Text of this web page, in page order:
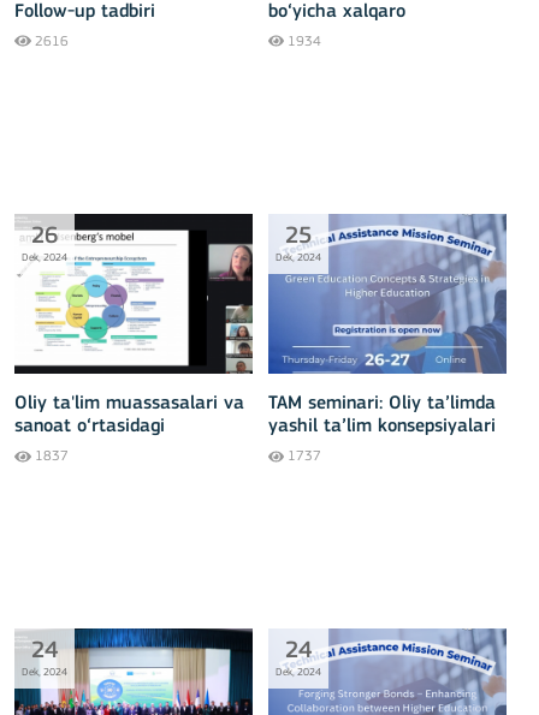
Follow-up tadbiri
2616
bo‘yicha xalqaro
ekspertlarni birlashtirgan
1934
26
Dek, 2024
Oliy ta'lim muassasalari va
sanoat o‘rtasidagi
hamkorlikni
1837
25
Dek, 2024
TAM seminari: Oliy ta’limda
yashil ta’lim konsepsiyalari
va strategiyalari
1737
24
Dek, 2024
24
Dek, 2024